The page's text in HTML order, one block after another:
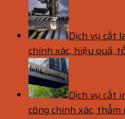
Dịch vụ cắt
chính xác, hiệu quả,
Dịch vụ cắt
công chính xác, thẩm